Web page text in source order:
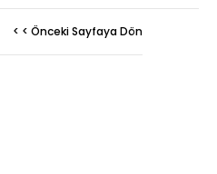
< < Önceki Sayfaya Dön